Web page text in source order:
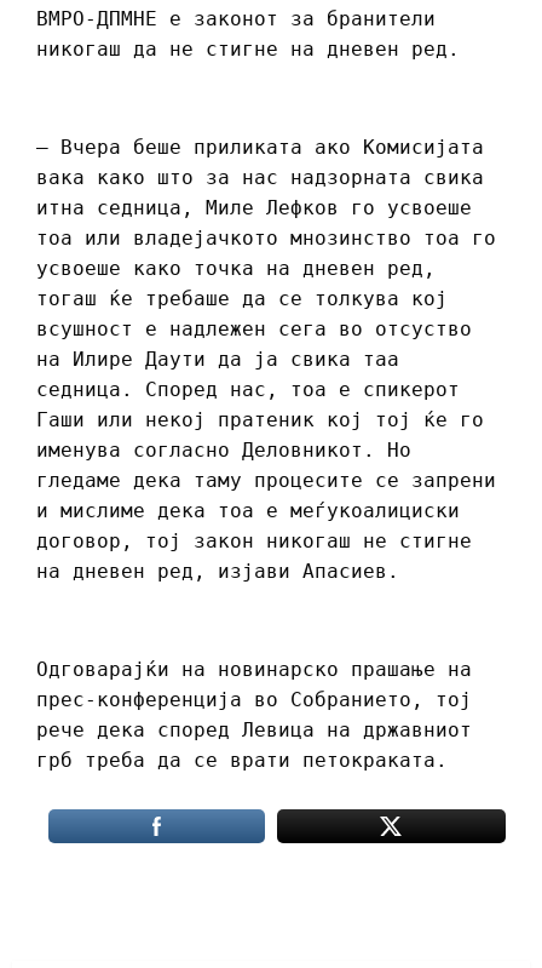
ВМРО-ДПМНЕ е законот за бранители
никогаш да не стигне на дневен ред.
– Вчера беше приликата ако Комисијата
вака како што за нас надзорната свика
итна седница, Миле Лефков го усвоеше
тоа или владејачкото мнозинство тоа го
усвоеше како точка на дневен ред,
тогаш ќе требаше да се толкува кој
всушност е надлежен сега во отсуство
на Илире Даути да ја свика таа
седница. Според нас, тоа е спикерот
Гаши или некој пратеник кој тој ќе го
именува согласно Деловникот. Но
гледаме дека таму процесите се запрени
и мислиме дека тоа е меѓукоалициски
договор, тој закон никогаш не стигне
на дневен ред, изјави Апасиев.
Одговарајќи на новинарско прашање на
прес-конференција во Собранието, тој
рече дека според Левица на државниот
грб треба да се врати петокраката.